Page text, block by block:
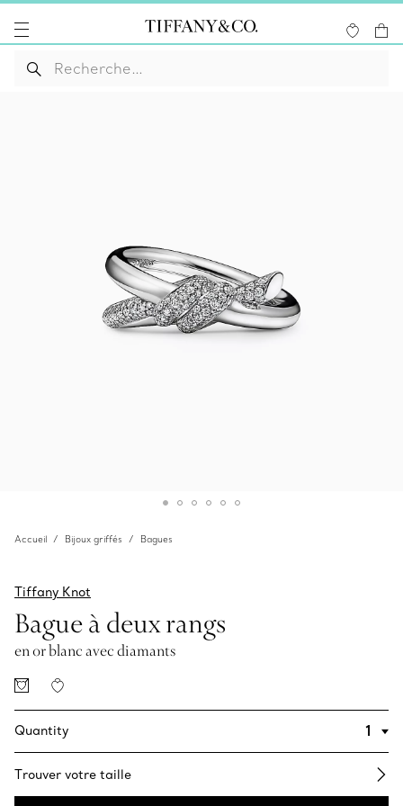
Accueil Bijoux griffés Bagues
Tiffany Knot
Bague à deux rangs
en or blanc avec diamants
Quantity
Trouver votre taille